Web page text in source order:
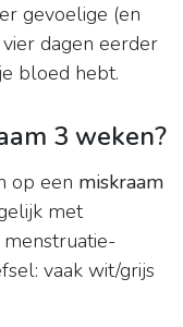
gevoelige (en
dagen eerder
bloed hebt.
3 weken?
op een miskraam
met
vaak wit/grijs